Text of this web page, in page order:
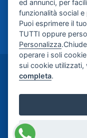
ed annunci, per
funzionalità social
Puoi esprimere il
TUTTI oppure
Personalizza
operare i soli
sui cookie
completa.
©2024-2026